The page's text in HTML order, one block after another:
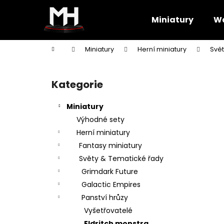
Miniatury
Domů Miniatury Herní miniatury
Přeskočit
kategorie
Kategorie
Miniatury
Výhodné sety
Herní miniatury
Fantasy miniatury
Světy & Tematické řady
Grimdark Future
Galactic Empires
Panství hrůzy
Vyšetřovatelé
í
Zpět
do
Zpět
do